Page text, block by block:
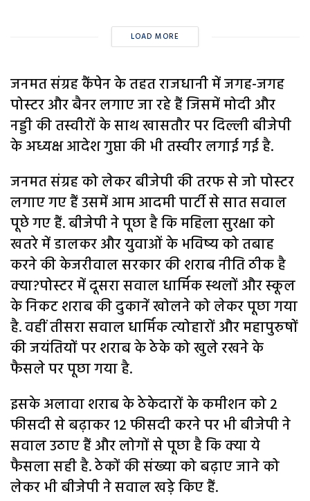
LOAD MORE
जनमत संग्रह कैंपेन के तहत राजधानी में जगह-जगह
पोस्टर और बैनर लगाए जा रहे हैं जिसमें मोदी और
नड्डी की तस्वीरों के साथ खासतौर पर दिल्ली बीजेपी
के अध्यक्ष आदेश गुप्ता की भी तस्वीर लगाई गई है.
जनमत संग्रह को लेकर बीजेपी की तरफ से जो पोस्टर
लगाए गए हैं उसमें आम आदमी पार्टी से सात सवाल
पूछे गए हैं. बीजेपी ने पूछा है कि महिला सुरक्षा को
खतरे में डालकर और युवाओं के भविष्य को तबाह
करने की केजरीवाल सरकार की शराब नीति ठीक है
क्या?पोस्टर में दूसरा सवाल धार्मिक स्थलों और स्कूल
के निकट शराब की दुकानें खोलने को लेकर पूछा गया
है. वहीं तीसरा सवाल धार्मिक त्योहारों और महापुरुषों
की जयंतियों पर शराब के ठेके को खुले रखने के
फैसले पर पूछा गया है.
इसके अलावा शराब के ठेकेदारों के कमीशन को 2
फीसदी से बढ़ाकर 12 फीसदी करने पर भी बीजेपी ने
सवाल उठाए हैं और लोगों से पूछा है कि क्या ये
फैसला सही है. ठेकों की संख्या को बढ़ाए जाने को
लेकर भी बीजेपी ने सवाल खड़े किए हैं.